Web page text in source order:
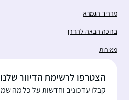
מדריך הגמרא
ברוכה הבאה להדרן
מאירות
הצטרפו לרשימת הדיוור שלנו
קבלו עדכונים וחדשות על כל מה